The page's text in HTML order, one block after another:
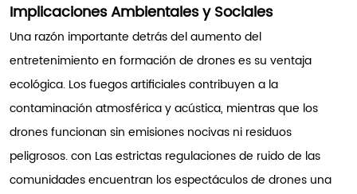
Implicaciones Ambientales y Sociales
Una razón importante detrás del aumento del
entretenimiento en formación de drones es su ventaja
ecológica. Los fuegos artificiales contribuyen a la
contaminación atmosférica y acústica, mientras que los
drones funcionan sin emisiones nocivas ni residuos
peligrosos. con Las estrictas regulaciones de ruido de las
comunidades encuentran los espectáculos de drones una